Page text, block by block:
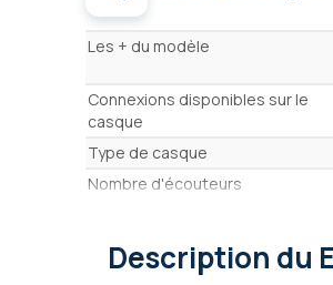
Caractéristiques
Les + du modèle
Connexions disponibles sur le
casque
Type de casque
Nombre d'écouteurs
Format Casque
Format d'écouteur
Description du